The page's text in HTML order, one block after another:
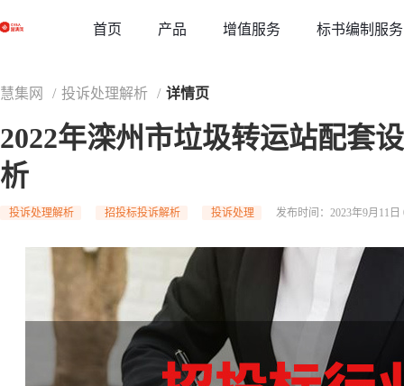
首页 产品 增值服务 标书编制服务
慧集网 / 投诉处理解析 / 详情页
2022年滦州市垃圾转运站配套
析
投诉处理解析 招投标投诉解析 投诉处理 发布时间：2023年9月11日